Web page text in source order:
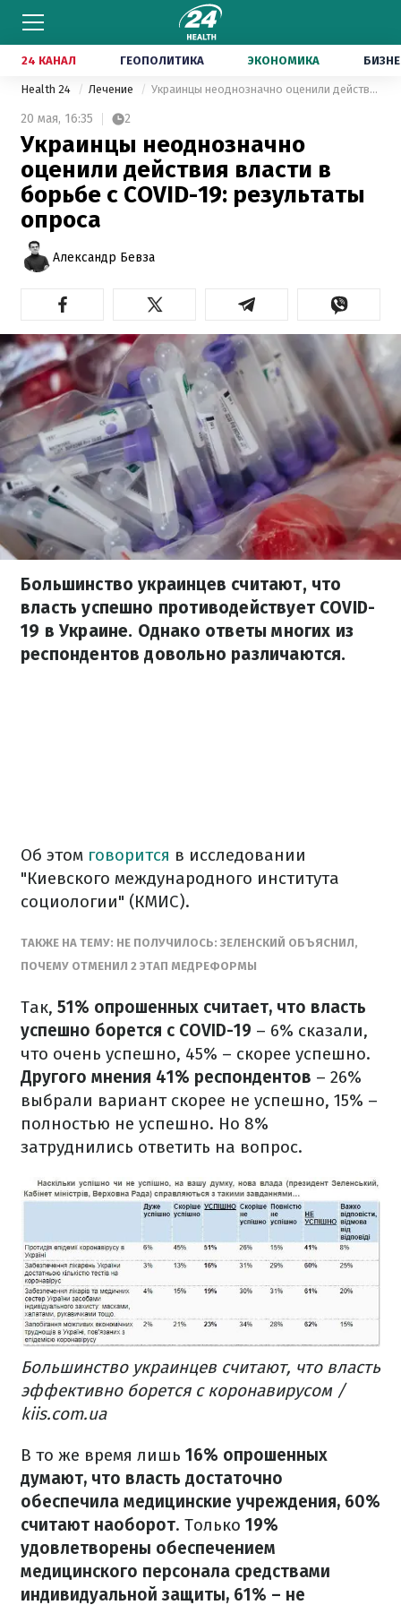
24 КАНАЛ ГЕОПОЛИТИКА ЭКОНОМИКА
Health 24 Лечение Украинцы неоднозначно оценили действия власти в борьбе с COVID-19: результаты опроса
20 мая, 16:35 2
Украинцы неоднозначно
оценили действия власти в
борьбе с COVID-19: результаты
опроса
Александр Бевза
Большинство украинцев считают, что
власть успешно противодействует COVID-
19 в Украине. Однако ответы многих из
респондентов довольно различаются.
Об этом говорится в исследовании
"Киевского международного института
социологии" (КМИС).
ТАКЖЕ НА ТЕМУ: НЕ ПОЛУЧИЛОСЬ: ЗЕЛЕНСКИЙ ОБЪЯСНИЛ,
ПОЧЕМУ ОТМЕНИЛ 2 ЭТАП МЕДРЕФОРМЫ
Так, 51% опрошенных считает, что власть
успешно борется с COVID-19 – 6% сказали,
что очень успешно, 45% – скорее успешно.
Другого мнения 41% респондентов – 26%
выбрали вариант скорее не успешно, 15% –
полностью не успешно. Но 8%
затруднились ответить на вопрос.
Большинство украинцев считают, что власть
эффективно борется с коронавирусом /
kiis.com.ua
В то же время лишь 16% опрошенных
думают, что власть достаточно
обеспечила медицинские учреждения, 60%
считают наоборот. Только 19%
удовлетворены обеспечением
медицинского персонала средствами
индивидуальной защиты, 61% – не